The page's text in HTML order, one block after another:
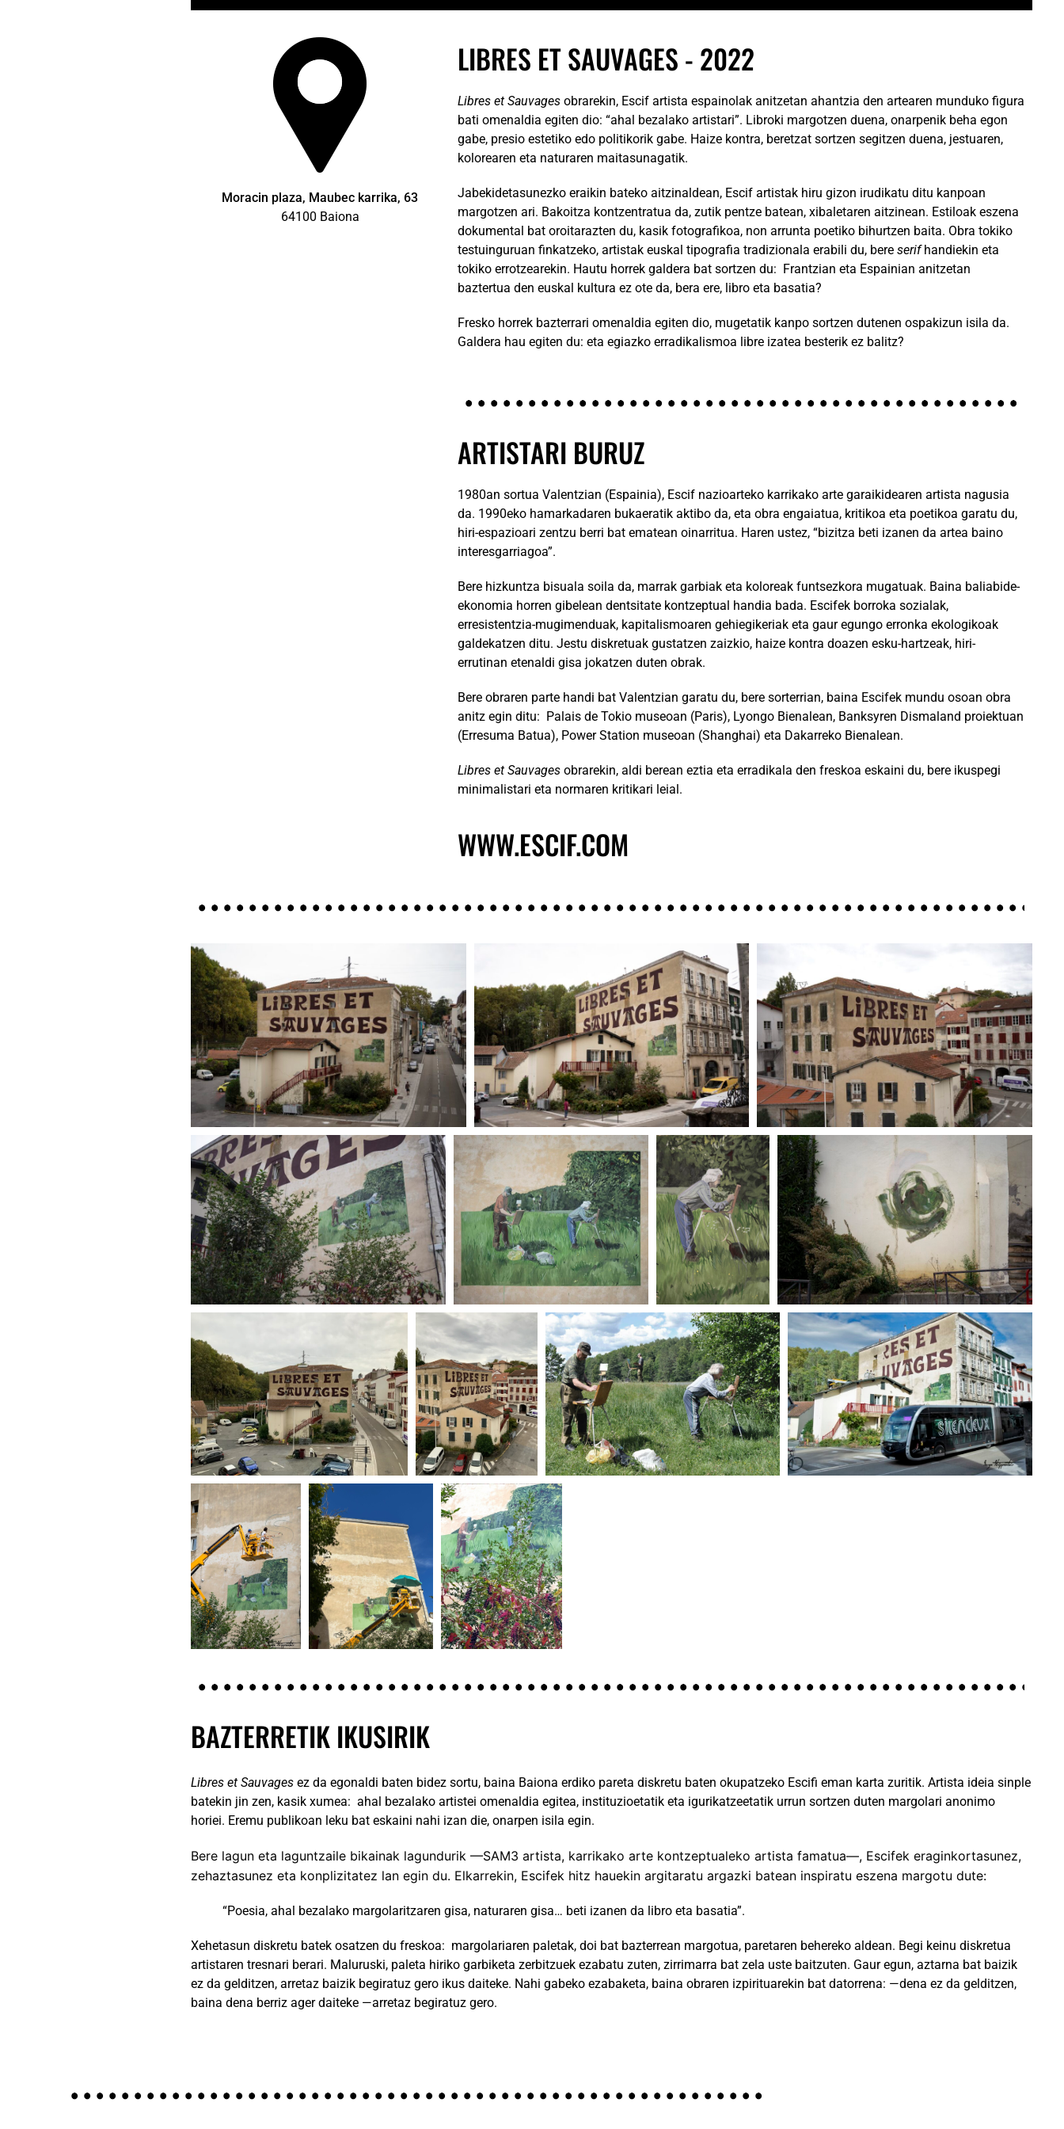
Moracin plaza, Maubec karrika, 63
64100 Baiona
LIBRES ET SAUVAGES - 2022
Libres et Sauvagesobrarekin, Escif artista espainolak anitzetan ahantzia den artearen munduko figura
bati omenaldia egiten dio: “ahal bezalako artistari”. Libroki margotzen duena, onarpenik beha egon
gabe, presio estetiko edo politikorik gabe. Haize kontra, beretzat sortzen segitzen duena, jestuaren,
kolorearen eta naturaren maitasunagatik.
Jabekidetasunezko eraikin bateko aitzinaldean, Escif artistak hiru gizon irudikatu ditu kanpoan
margotzen ari. Bakoitza kontzentratua da, zutik pentze batean, xibaletaren aitzinean. Estiloak eszena
dokumental bat oroitarazten du, kasik fotografikoa, non arrunta poetiko bihurtzen baita. Obra tokiko
testuinguruan finkatzeko, artistak euskal tipografia tradizionala erabili du, bere serifhandiekin eta
tokiko errotzearekin. Hautu horrek galdera bat sortzen du: Frantzian eta Espainian anitzetan
baztertua den euskal kultura ez ote da, bera ere, libro eta basatia?
Fresko horrek bazterrari omenaldia egiten dio, mugetatik kanpo sortzen dutenen ospakizun isila da.
Galdera hau egiten du: eta egiazko erradikalismoa libre izatea besterik ez balitz?
ARTISTARI BURUZ
1980an sortua Valentzian (Espainia), Escif nazioarteko karrikako arte garaikidearen artista nagusia
da. 1990eko hamarkadaren bukaeratik aktibo da, eta obra engaiatua, kritikoa eta poetikoa garatu du,
hiri-espazioari zentzu berri bat ematean oinarritua. Haren ustez, “bizitza beti izanen da artea baino
interesgarriagoa”.
Bere hizkuntza bisuala soila da, marrak garbiak eta koloreak funtsezkora mugatuak. Baina baliabide-
ekonomia horren gibelean dentsitate kontzeptual handia bada. Escifek borroka sozialak,
erresistentzia-mugimenduak, kapitalismoaren gehiegikeriak eta gaur egungo erronka ekologikoak
galdekatzen ditu. Jestu diskretuak gustatzen zaizkio, haize kontra doazen esku-hartzeak, hiri-
errutinan etenaldi gisa jokatzen duten obrak.
Bere obraren parte handi bat Valentzian garatu du, bere sorterrian, baina Escifek mundu osoan obra
anitz egin ditu: Palais de Tokio museoan (Paris), Lyongo Bienalean, Banksyren Dismaland proiektuan
(Erresuma Batua), Power Station museoan (Shanghai) eta Dakarreko Bienalean.
Libres et Sauvagesobrarekin, aldi berean eztia eta erradikala den freskoa eskaini du, bere ikuspegi
minimalistari eta normaren kritikari leial.
WWW.ESCIF.COM
BAZTERRETIK IKUSIRIK
Libres et Sauvages ez da egonaldi baten bidez sortu, baina Baiona erdiko pareta diskretu baten okupatzeko Escifi eman karta zuritik. Artista ideia sinple
batekin jin zen, kasik xumea: ahal bezalako artistei omenaldia egitea, instituzioetatik eta igurikatzeetatik urrun sortzen duten margolari anonimo
horiei. Eremu publikoan leku bat eskaini nahi izan die, onarpen isila egin.
Bere lagun eta laguntzaile bikainak lagundurik —SAM3 artista, karrikako arte kontzeptualeko artista famatua—, Escifek eraginkortasunez,
zehaztasunez eta konplizitatez lan egin du. Elkarrekin, Escifek hitz hauekin argitaratu argazki batean inspiratu eszena margotu dute:
“Poesia, ahal bezalako margolaritzaren gisa, naturaren gisa… beti izanen da libro eta basatia”.
Xehetasun diskretu batek osatzen du freskoa: margolariaren paletak, doi bat bazterrean margotua, paretaren behereko aldean. Begi keinu diskretua
artistaren tresnari berari. Maluruski, paleta hiriko garbiketa zerbitzuek ezabatu zuten, zirrimarra bat zela uste baitzuten. Gaur egun, aztarna bat baizik
ez da gelditzen, arretaz baizik begiratuz gero ikus daiteke. Nahi gabeko ezabaketa, baina obraren izpirituarekin bat datorrena: —dena ez da gelditzen,
baina dena berriz ager daiteke —arretaz begiratuz gero.